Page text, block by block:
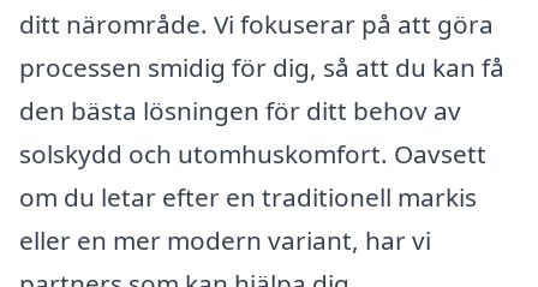
ditt närområde. Vi fokuserar på att göra
processen smidig för dig, så att du kan få
den bästa lösningen för ditt behov av
solskydd och utomhuskomfort. Oavsett
om du letar efter en traditionell markis
eller en mer modern variant, har vi